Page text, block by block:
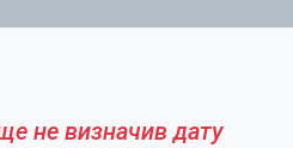
не визначив дату